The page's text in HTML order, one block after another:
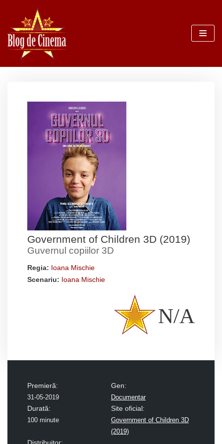
Sari
la
conținut
Government of Children 3D (2019)
Guvernul copiilor 3D
Regia: Ioana Mischie
Scenariu: Ioana Mischie
N/A
Premieră:
31-05-2019
Gen:
Documentar
Durată:
100 minute
Site oficial:
Government of Children 3D
(2019)
Distribuitor: